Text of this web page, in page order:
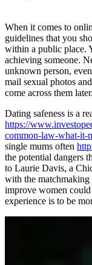
When it comes to
guidelines that you
within a public place.
achieving someone.
unknown person,
mail sexual photos
come across them later.
Dating safeness is a
https://
common-law-what-it-
single mums often
the potential dangers
to Laurie Davis, a
with the matchmaking
improve women
experience is to be